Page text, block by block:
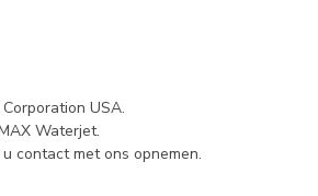
USA.
Waterjet.
contact met ons opnemen.